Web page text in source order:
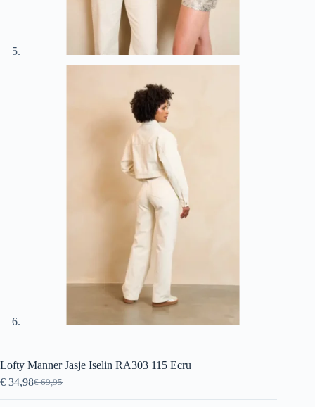
Lofty Manner Jasje Iselin RA303 115 Ecru
€69,95
Oorspronkelijke
prijs
€ 34,98Huidige
prijs